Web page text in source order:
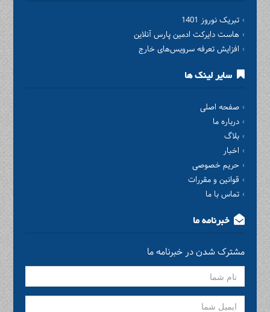
تبریک نوروز 1401
هاست دایرکت ادمین پارس آنلاین
افزایش تعرفه سرویس‌های خارج
سایر لینک ها
صفحه اصلی
درباره ما
بلاگ
اخبار
حریم خصوصی
قوانین و مقررات
تماس با ما
خبرنامه ما
مشترک شدن در خبرنامه ما